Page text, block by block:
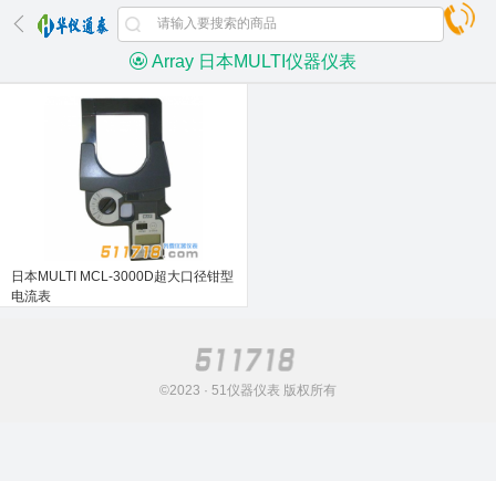
Array 日本MULTI仪器仪表
日本MULTI MCL-3000D超大口径钳型
电流表
©2023 · 51仪器仪表 版权所有